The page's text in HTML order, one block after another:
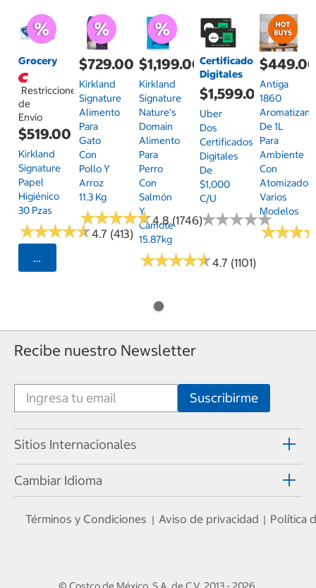
Grocery
Restricciones
de
Envío
$519.00
Kirkland
Signature
Papel
Higiénico
30 Pzas
★★★★★
★★★★★4.7 (413)
Seleccionar Código Postal
$729.00
Kirkland
Signature
Alimento
Para
Gato
Con
Pollo Y
Arroz
11.3 Kg
★★★★★
★★★★★4.8 (1746)
$1,199.00
Kirkland
Signature
Nature's
Domain
Alimento
Para
Perro
Con
Salmón
Y
Camote
15.87kg
★★★★★
★★★★★4.7 (1101)
Certificados
Digitales
$1,599.00
Uber
Dos
Certificados
Digitales
De
$1,000
C/u
★★★★★
★★★★★
Antiga
1860
De 1L
Para
Ambiente
Con
Atomizador,
Varios
Modelos
★★★
★★★
Recibe nuestro Newsletter
Sitios Internacionales
Cambiar Idioma
Términos y Condiciones | Aviso de privacidad | Política